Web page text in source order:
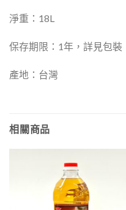
淨重：18L
保存期限：1年，詳見包裝
產地：台灣
相關商品